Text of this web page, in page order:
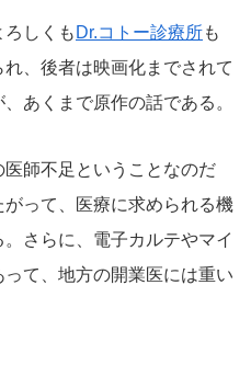
しくも Dr.コトー診療所も
、後者は映画化までされて
あくまで原作の話である。
師不足ということなのだ
って、医療に求められる機
さらに、電子カルテやマイ
て、地方の開業医には重い